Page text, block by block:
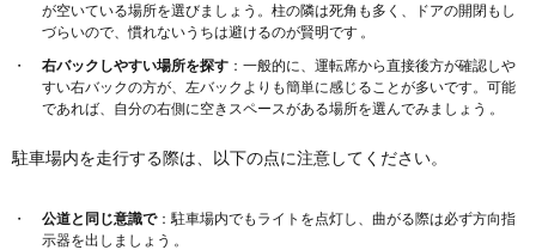
が空いている場所を選びましょう。柱の隣は死角も多く、ドアの開閉もし
づらいので、慣れないうちは避けるのが賢明です 。
右バックしやすい場所を探す ：一般的に、運転席から直接後方が確認しや
すい右バックの方が、左バックよりも簡単に感じることが多いです。可能
であれば、自分の右側に空きスペースがある場所を選んでみましょう 。
駐車場内を走行する際は、以下の点に注意してください。
公道と同じ意識で：駐車場内でもライトを点灯し、曲がる際は必ず方向指
示器を出しましょう 。